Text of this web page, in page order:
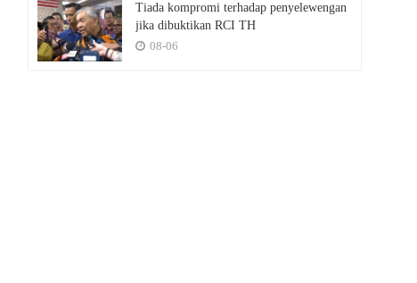
Tiada kompromi terhadap penyelewengan
jika dibuktikan RCI TH
08-06